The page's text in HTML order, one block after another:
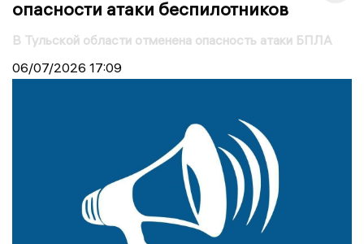
опасности атаки беспилотников
В Тульской области отменена опасность атаки БПЛА
06/07/2026 17:09